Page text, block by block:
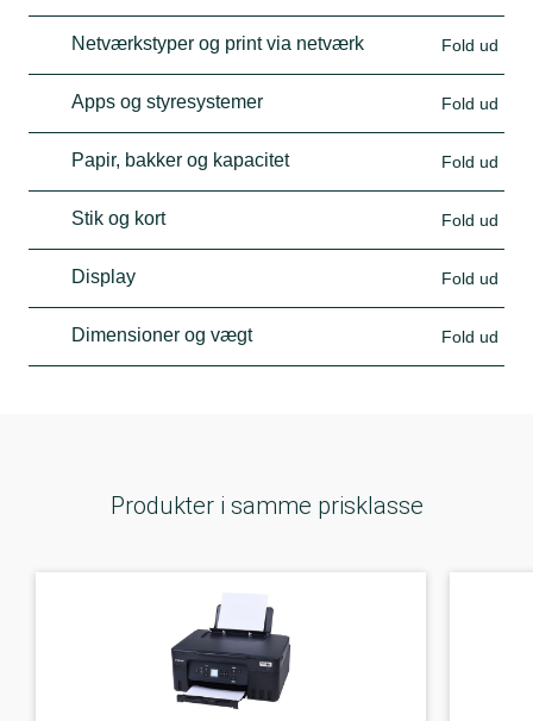
Netværkstyper og print via netværk Fold ud
Apps og styresystemer Fold ud
Papir, bakker og kapacitet Fold ud
Stik og kort Fold ud
Display Fold ud
Dimensioner og vægt Fold ud
Produkter i samme prisklasse